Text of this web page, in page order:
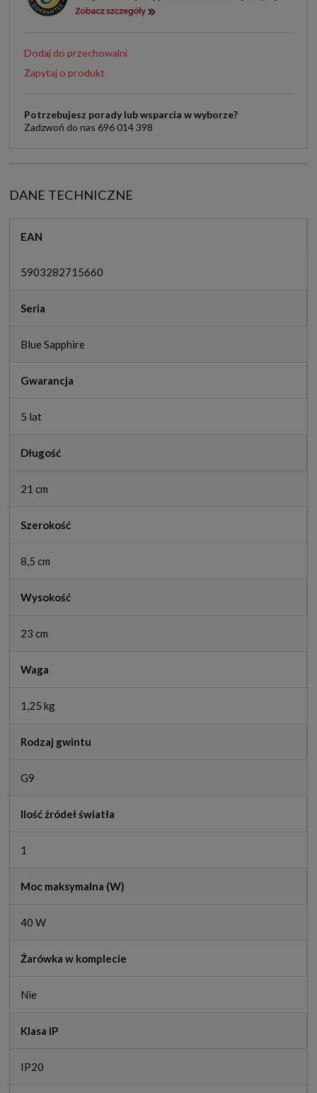
Dodaj do przechowalni
Zapytaj o produkt
Potrzebujesz porady lub wsparcia w wyborze?
Zadzwoń do nas 696 014 398
DANE TECHNICZNE
EAN
5903282715660
Seria
Blue Sapphire
Gwarancja
5 lat
Długość
21 cm
Szerokość
8,5 cm
Wysokość
23 cm
Waga
1,25 kg
Rodzaj gwintu
G9
Ilość źródeł światła
1
Moc maksymalna (W)
40 W
Żarówka w komplecie
Nie
Klasa IP
IP20